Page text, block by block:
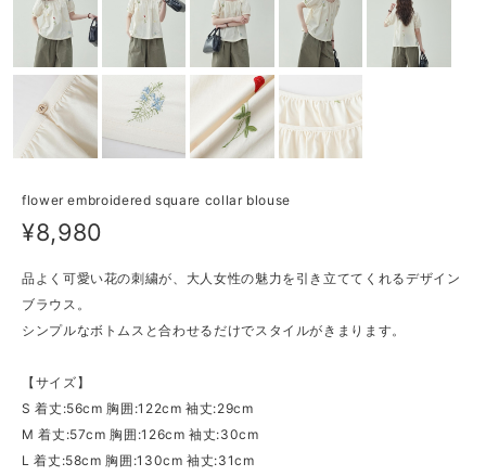
flower embroidered square collar blouse
¥8,980
品よく可愛い花の刺繍が、大人女性の魅力を引き立ててくれるデザイン
ブラウス。
シンプルなボトムスと合わせるだけでスタイルがきまります。
【サイズ】
S 着丈:56cm 胸囲:122cm 袖丈:29cm
M 着丈:57cm 胸囲:126cm 袖丈:30cm
L 着丈:58cm 胸囲:130cm 袖丈:31cm